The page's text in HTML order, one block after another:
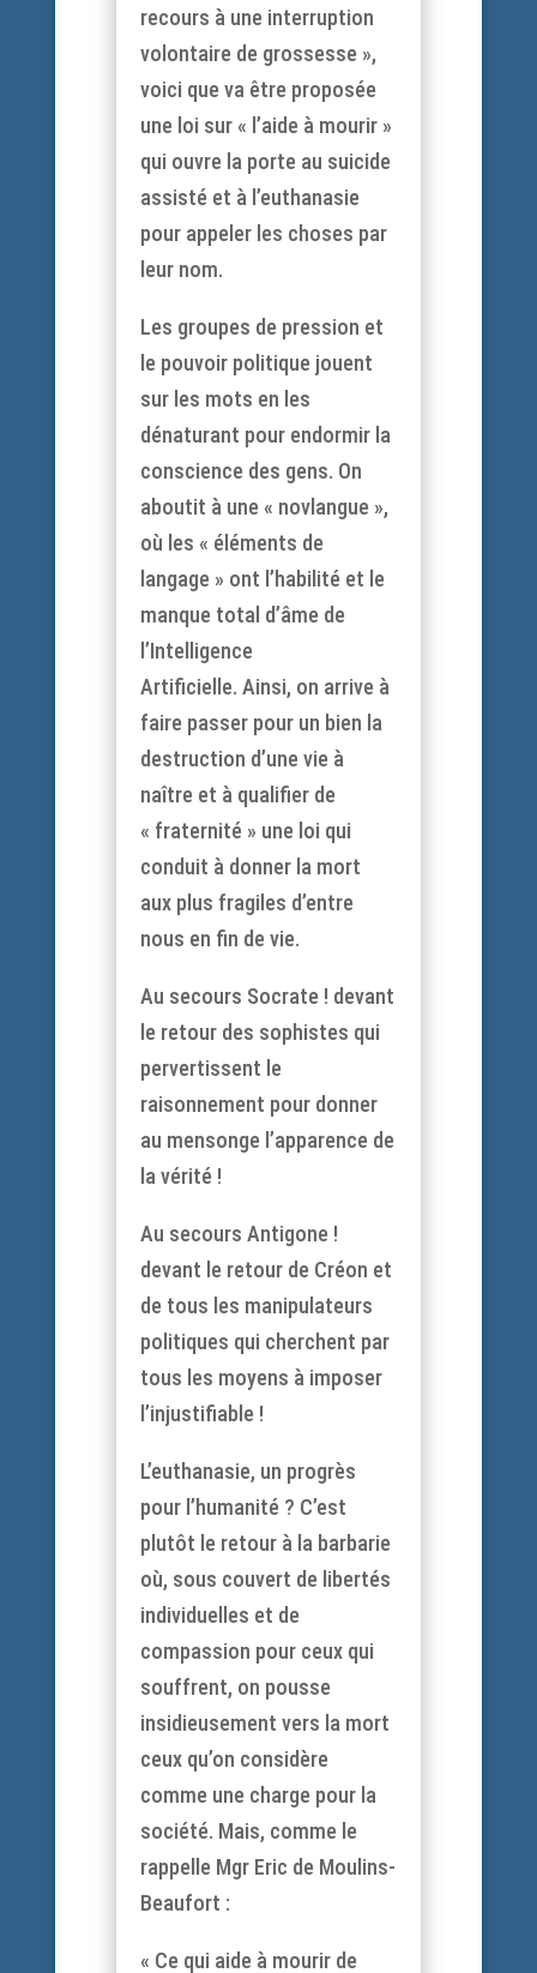
recours à une interruption
volontaire de grossesse »,
voici que va être proposée
une loi sur « l’aide à mourir »
qui ouvre la porte au suicide
assisté et à l’euthanasie
pour appeler les choses par
leur nom.
Les groupes de pression et
le pouvoir politique jouent
sur les mots en les
dénaturant pour endormir la
conscience des gens. On
aboutit à une « novlangue »,
où les « éléments de
langage » ont l’habilité et le
manque total d’âme de
l’Intelligence
Artificielle. Ainsi, on arrive à
faire passer pour un bien la
destruction d’une vie à
naître et à qualifier de
« fraternité » une loi qui
conduit à donner la mort
aux plus fragiles d’entre
nous en fin de vie.
Au secours Socrate ! devant
le retour des sophistes qui
pervertissent le
raisonnement pour donner
au mensonge l’apparence de
la vérité !
Au secours Antigone !
devant le retour de Créon et
de tous les manipulateurs
politiques qui cherchent par
tous les moyens à imposer
l’injustifiable !
L’euthanasie, un progrès
pour l’humanité ? C’est
plutôt le retour à la barbarie
où, sous couvert de libertés
individuelles et de
compassion pour ceux qui
souffrent, on pousse
insidieusement vers la mort
ceux qu’on considère
comme une charge pour la
société. Mais, comme le
rappelle Mgr Eric de Moulins-
Beaufort :
« Ce qui aide à mourir de